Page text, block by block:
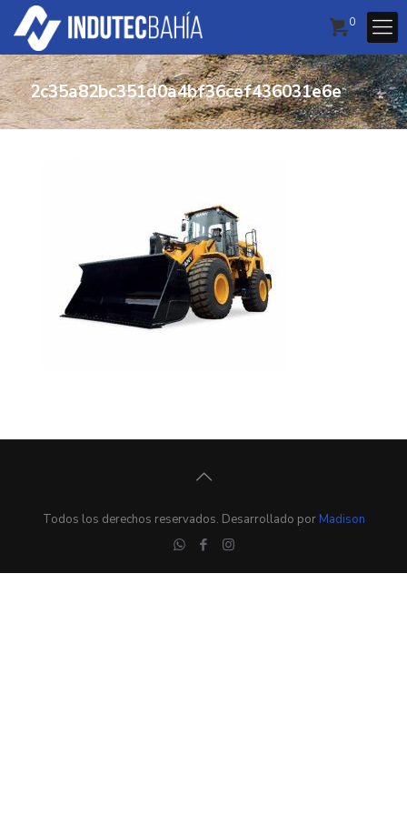
0
2c35a82bc351d0a4bf36cef436031e6e
Todos los derechos reservados. Desarrollado por Madison